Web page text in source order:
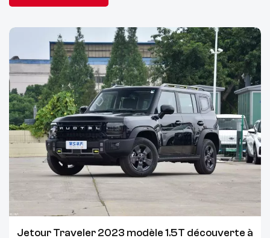
Jetour Traveler 2023 modèle 1.5T découverte à